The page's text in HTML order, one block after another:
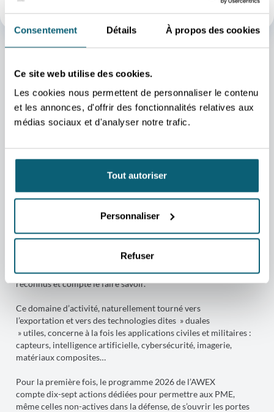
Consentement Détails À propos des cookies
Ce site web utilise des cookies.
Les cookies nous permettent de personnaliser le contenu
et les annonces, d'offrir des fonctionnalités relatives aux
médias sociaux et d'analyser notre trafic.
Tout autoriser
Personnaliser
Refuser
par le biais de renvois vers la page de l’action sur notre site.
Focus secteur 'Défense'
Le secteur de la défense sera le secteur prioritaire de l’année
2026. La Wallonie y réunit de grands acteurs innovants et
reconnus et compte le faire savoir.
Ce domaine d’activité, naturellement tourné vers
l’exportation et vers des technologies dites » duales
» utiles, concerne à la fois les applications civiles et militaires :
capteurs, intelligence artificielle, cybersécurité, imagerie,
matériaux composites…
Pour la première fois, le programme 2026 de l’AWEX
compte dix-sept actions dédiées pour permettre aux PME,
même celles non-actives dans la défense, de s’ouvrir les portes